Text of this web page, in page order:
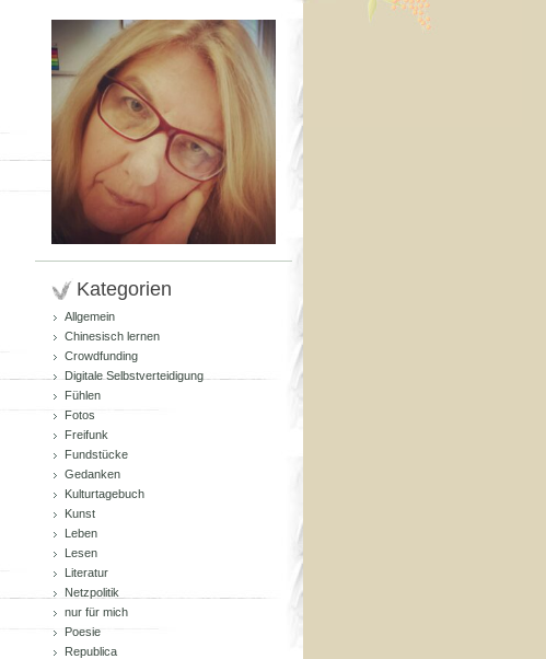
Kategorien
Allgemein
Chinesisch lernen
Crowdfunding
Digitale Selbstverteidigung
Fühlen
Fotos
Freifunk
Fundstücke
Gedanken
Kulturtagebuch
Kunst
Leben
Lesen
Literatur
Netzpolitik
nur für mich
Poesie
Republica